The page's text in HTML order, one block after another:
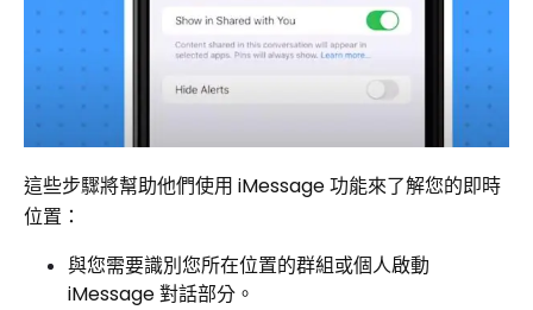
這些步驟將幫助他們使用 iMessage 功能來了解您的即時
位置：
與您需要識別您所在位置的群組或個人啟動
iMessage 對話部分。